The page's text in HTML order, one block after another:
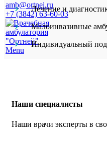
amb@ortnei.ru
+7 (3842) 63-60-03
Menu
Лечение и
Малоинвазивные
Индивидуальный
Наши специалисты
Наши врачи эксперты в